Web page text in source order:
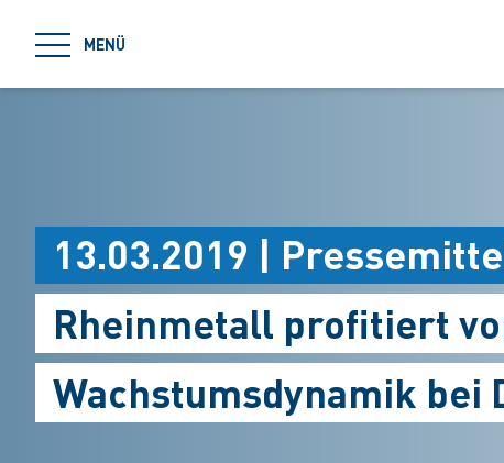
MENÜ
13.03.2019 |
Rheinmetall profitiert
Wachstumsdynamik bei